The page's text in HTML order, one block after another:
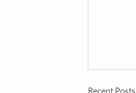
Recent Posts